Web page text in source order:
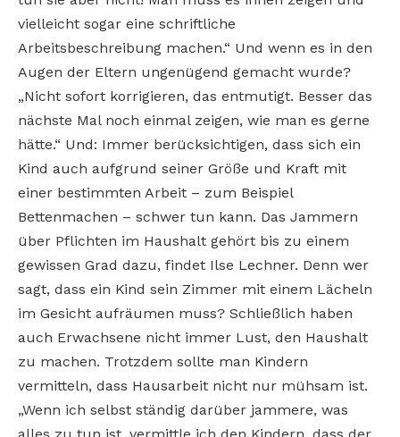
vielleicht sogar eine schriftliche
Arbeitsbeschreibung machen.“ Und wenn es in den
Augen der Eltern ungenügend gemacht wurde?
„Nicht sofort korrigieren, das entmutigt. Besser das
nächste Mal noch einmal zeigen, wie man es gerne
hätte.“ Und: Immer berücksichtigen, dass sich ein
Kind auch aufgrund seiner Größe und Kraft mit
einer bestimmten Arbeit – zum Beispiel
Bettenmachen – schwer tun kann. Das Jammern
über Pflichten im Haushalt gehört bis zu einem
gewissen Grad dazu, findet Ilse Lechner. Denn wer
sagt, dass ein Kind sein Zimmer mit einem Lächeln
im Gesicht aufräumen muss? Schließlich haben
auch Erwachsene nicht immer Lust, den Haushalt
zu machen. Trotzdem sollte man Kindern
vermitteln, dass Hausarbeit nicht nur mühsam ist.
„Wenn ich selbst ständig darüber jammere, was